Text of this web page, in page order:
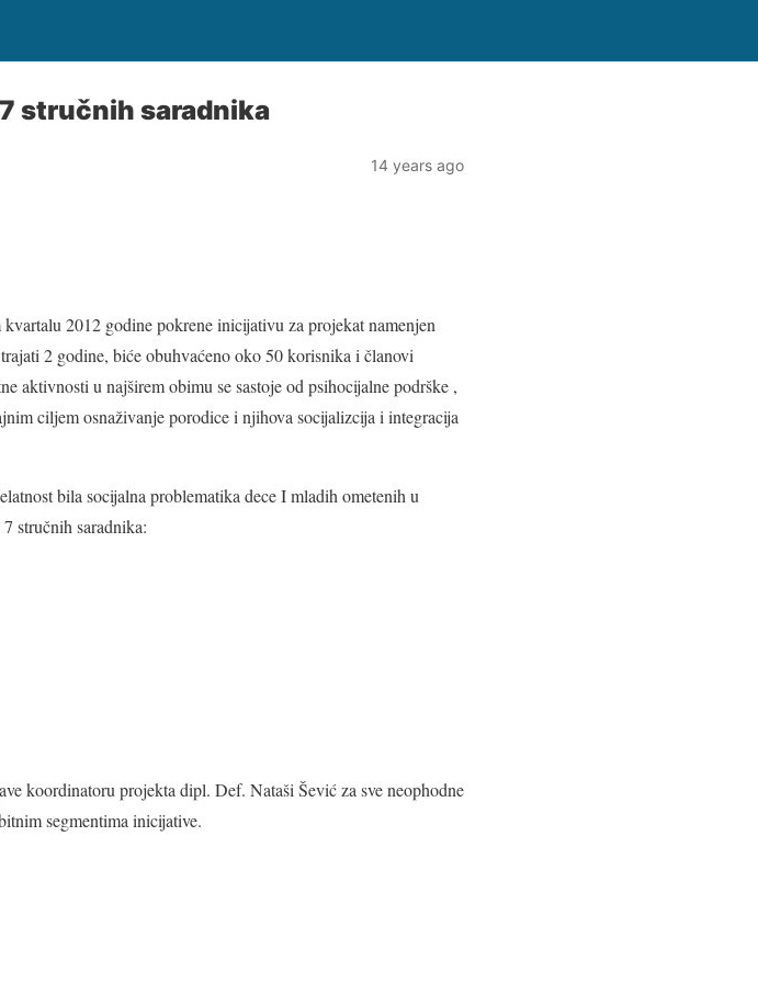
stručnih saradnika
14 years ago
2012 godine pokrene inicijativu za projekat namenjen
2 godine, biće obuhvaćeno oko 50 korisnika i članovi
aktivnosti u najširem obimu se sastoje od psihocijalne podrške ,
ciljem osnaživanje porodice i njihova socijalizcija i integracija
bila socijalna problematika dece I mladih ometenih u
stručnih saradnika:
koordinatoru projekta dipl. Def. Nataši Šević za sve neophodne
segmentima inicijative.